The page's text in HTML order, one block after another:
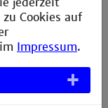
Verfassten
eine gesetzlich
gibt.
Urabstimmung
Cookies auf
Impressum.